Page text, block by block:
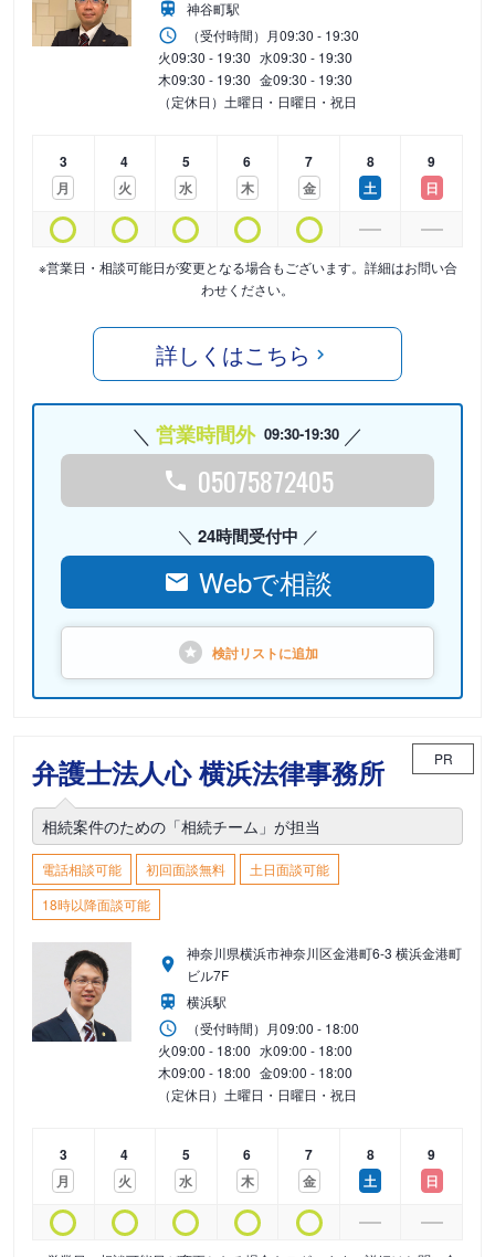
神谷町駅
（受付時間） 月09:30 - 19:30
火09:30 - 19:30 水09:30 - 19:30
木09:30 - 19:30 金09:30 - 19:30
（定休日）土曜日・日曜日・祝日
3
月
4
火
5
水
6
木
7
金
8
土
9
日
※営業日・相談可能日が変更となる場合もございます。詳細はお問い合
わせください。
詳しくはこちら
営業時間外 09:30-19:30
05075872405
24時間受付中
Webで相談
検討リストに追加
弁護士法人心 横浜法律事務所 PR
相続案件のための「相続チーム」が担当
電話相談可能 初回面談無料
土日面談可能
18時以降面談可能
神奈川県横浜市神奈川区金港町6-3 横浜金港町
ビル7F
横浜駅
（受付時間） 月09:00 - 18:00
火09:00 - 18:00 水09:00 - 18:00
木09:00 - 18:00 金09:00 - 18:00
（定休日）土曜日・日曜日・祝日
3
月
4
火
5
水
6
木
7
金
8
土
9
日